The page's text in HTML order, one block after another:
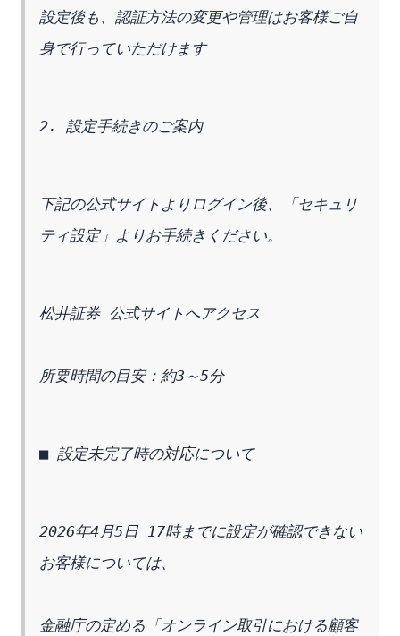
設定後も、認証方法の変更や管理はお客様ご自
身で行っていただけます
2. 設定手続きのご案内
下記の公式サイトよりログイン後、「セキュリ
ティ設定」よりお手続きください。
松井証券 公式サイトへアクセス
所要時間の目安：約3～5分
■ 設定未完了時の対応について
2026年4月5日 17時までに設定が確認できない
お客様については、
金融庁の定める「オンライン取引における顧客